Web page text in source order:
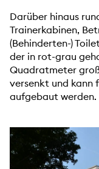
Darüber hinaus
Trainerkabinen,
(Behinderten-)
der in rot-grau
Quadratmeter
versenkt und kann
aufgebaut werden.